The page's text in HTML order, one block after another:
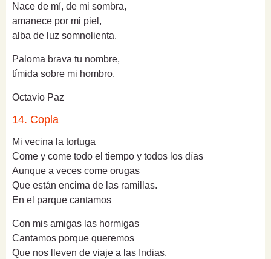
Nace de mí, de mi sombra,
amanece por mi piel,
alba de luz somnolienta.
Paloma brava tu nombre,
tímida sobre mi hombro.
Octavio Paz
14. Copla
Mi vecina la tortuga
Come y come todo el tiempo y todos los días
Aunque a veces come orugas
Que están encima de las ramillas.
En el parque cantamos
Con mis amigas las hormigas
Cantamos porque queremos
Que nos lleven de viaje a las Indias.